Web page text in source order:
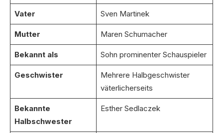
Vater Sven Martinek
Mutter Maren Schumacher
Bekannt als Sohn prominenter Schauspieler
Geschwister
Mehrere Halbgeschwister
väterlicherseits
Bekannte
Halbschwester
Esther Sedlaczek